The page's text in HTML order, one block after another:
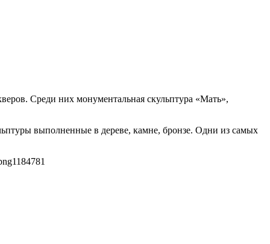
Среди них монументальная скульптура «Мать»,
выполненные в дереве, камне, бронзе. Одни из самых
1184781